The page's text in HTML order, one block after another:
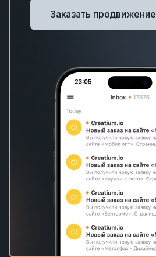
Заказать продвижение